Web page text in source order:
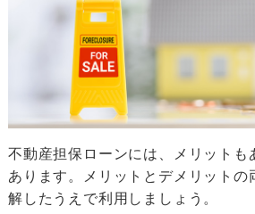
不動産担保ローンには、メリットも
あります。メリットとデメリットの
解したうえで利用しましょう。